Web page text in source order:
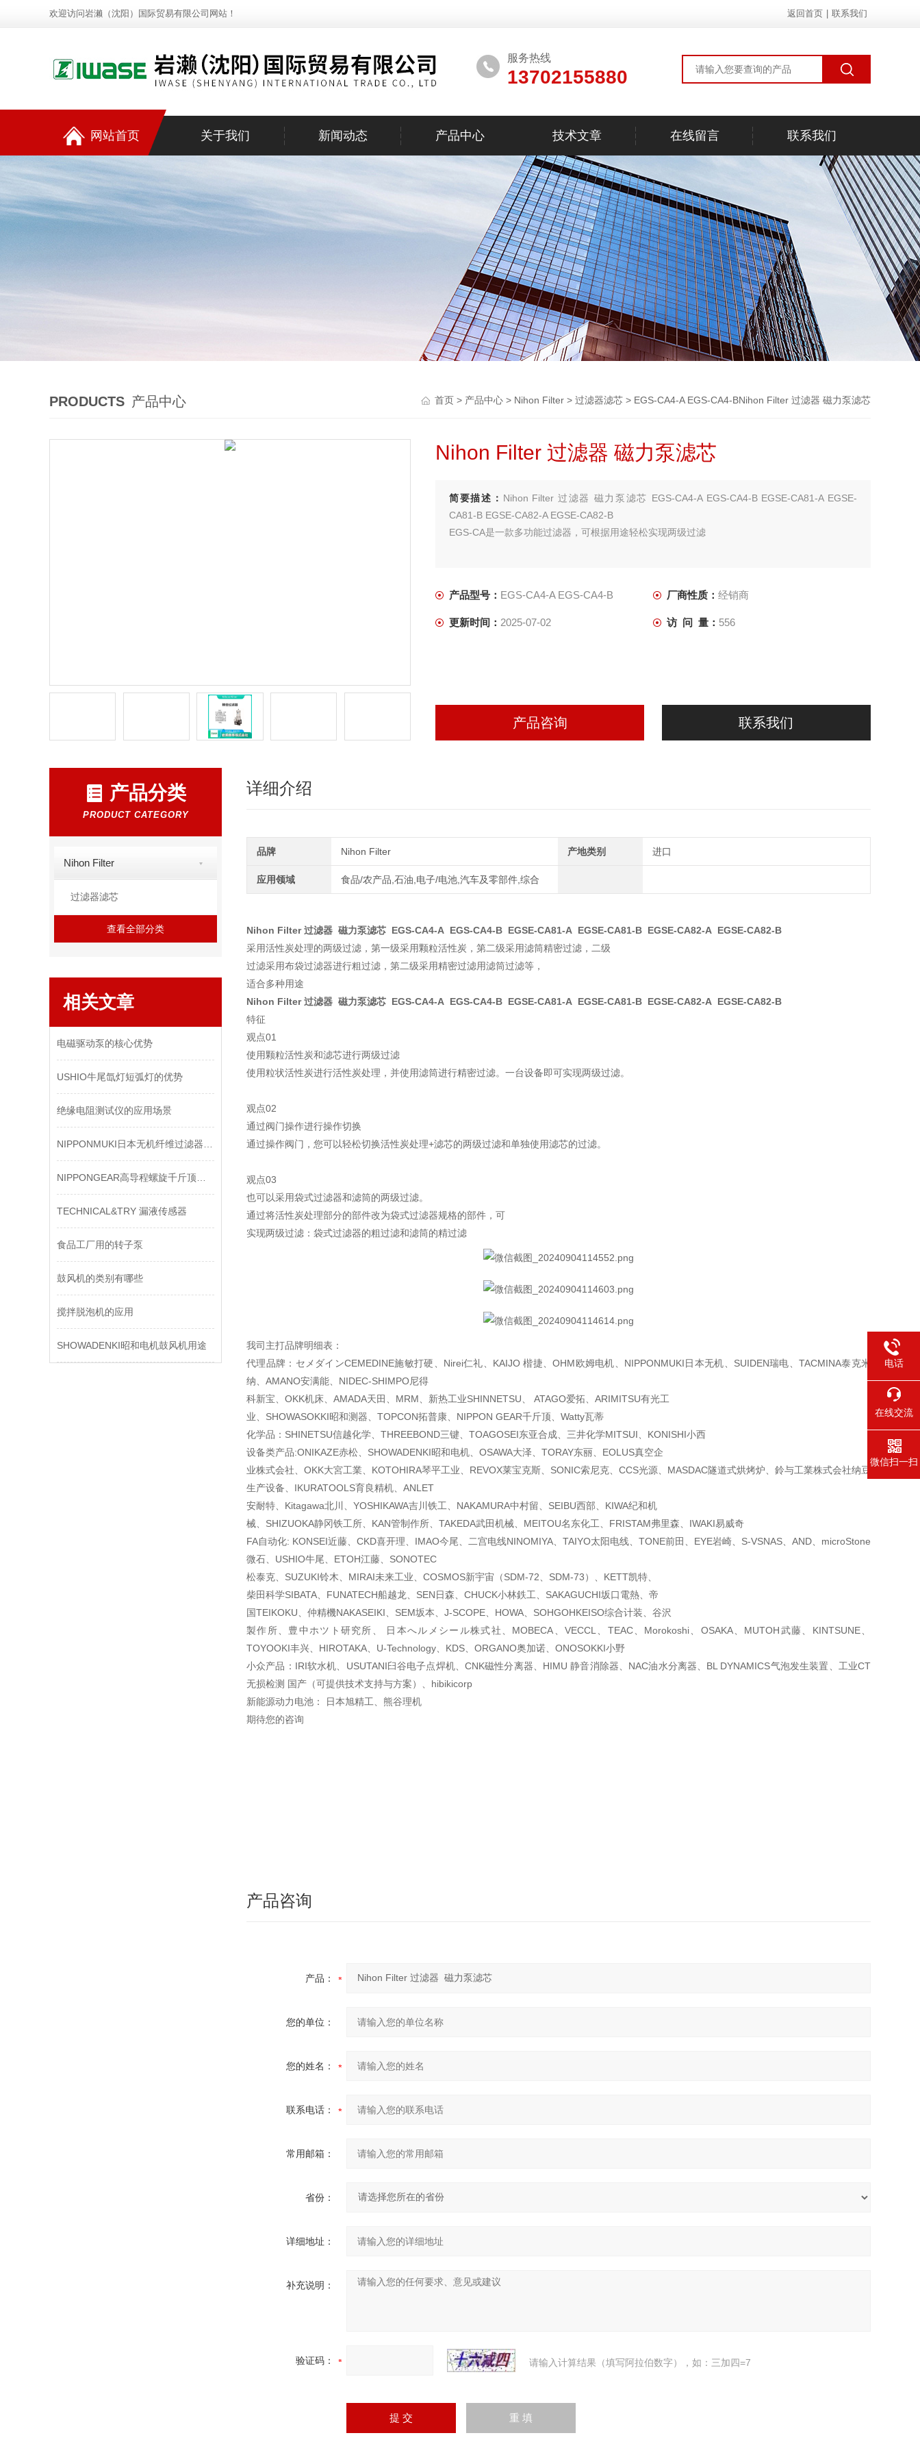
欢迎访问岩濑（沈阳）国际贸易有限公司网站！ 返回首页 联系我们
服务热线
13702155880
网站首页 关于我们 新闻动态 产品中心 技术文章 在线留言 联系我们
PRODUCTS 产品中心 首页 > 产品中心 > Nihon Filter > 过滤器滤芯 > EGS-CA4-A EGS-CA4-BNihon Filter 过滤器 磁力泵滤芯
Nihon Filter 过滤器 磁力泵滤芯
简要描述： Nihon Filter 过滤器 磁力泵滤芯 EGS-CA4-A EGS-CA4-B EGSE-CA81-A EGSE-
CA81-B EGSE-CA82-A EGSE-CA82-B
EGS-CA是一款多功能过滤器，可根据用途轻松实现两级过滤
产品型号： EGS-CA4-A EGS-CA4-B 厂商性质： 经销商
更新时间： 2025-07-02 访 问 量： 556
产品咨询 联系我们
产品分类
PRODUCT CATEGORY
Nihon Filter
过滤器滤芯
查看全部分类
相关文章
电磁驱动泵的核心优势
USHIO牛尾氙灯短弧灯的优势
绝缘电阻测试仪的应用场景
TECHNICAL&TRY 漏液传感器
食品工厂用的转子泵
鼓风机的类别有哪些
搅拌脱泡机的应用
SHOWADENKI昭和电机鼓风机用途
详细介绍
品牌 Nihon Filter 产地类别 进口
应用领域 食品/农产品,石油,电子/电池,汽车及零部件,综合
Nihon Filter 过滤器 磁力泵滤芯 EGS-CA4-A EGS-CA4-B EGSE-CA81-A EGSE-CA81-B EGSE-CA82-A EGSE-CA82-B
采用活性炭处理的两级过滤，第一级采用颗粒活性炭，第二级采用滤筒精密过滤，二级
过滤采用布袋过滤器进行粗过滤，第二级采用精密过滤用滤筒过滤等，
适合多种用途
Nihon Filter 过滤器 磁力泵滤芯 EGS-CA4-A EGS-CA4-B EGSE-CA81-A EGSE-CA81-B EGSE-CA82-A EGSE-CA82-B
特征
观点01
使用颗粒活性炭和滤芯进行两级过滤
使用粒状活性炭进行活性炭处理，并使用滤筒进行精密过滤。一台设备即可实现两级过滤。
观点02
通过阀门操作进行操作切换
通过操作阀门，您可以轻松切换活性炭处理+滤芯的两级过滤和单独使用滤芯的过滤。
观点03
也可以采用袋式过滤器和滤筒的两级过滤。
通过将活性炭处理部分的部件改为袋式过滤器规格的部件，可
实现两级过滤：袋式过滤器的粗过滤和滤筒的精过滤
我司主打品牌明细表：
代理品牌：セメダインCEMEDINE施敏打硬、Nirei仁礼、KAIJO 楷捷、OHM欧姆电机、 NIPPONMUKI日本无机、SUIDEN瑞电、TACMINA泰克米
纳、AMANO安满能、NIDEC-SHIMPO尼得
科新宝、OKK机床、AMADA天田、MRM、新热工业SHINNETSU、 ATAGO爱拓、ARIMITSU有光工
业、SHOWASOKKI昭和测器、TOPCON拓普康、NIPPON GEAR千斤顶、Watty瓦蒂
化学品：SHINETSU信越化学、THREEBOND三键、TOAGOSEI东亚合成、三井化学MITSUI、 KONISHI小西
设备类产品:ONIKAZE赤松、SHOWADENKI昭和电机、OSAWA大泽、TORAY东丽、EOLUS真空企
业株式会社、OKK大宮工業、KOTOHIRA琴平工业、REVOX莱宝克斯、SONIC索尼克、CCS光源 、MASDAC隧道式烘烤炉、鈴与工業株式会社纳豆
生产设备、IKURATOOLS育良精机、ANLET
安耐特、Kitagawa北川、YOSHIKAWA吉川铁工、NAKAMURA中村留、SEIBU西部、KIWA纪和机
械、SHIZUOKA静冈铁工所、KAN管制作所、TAKEDA武田机械、MEITOU名东化工、FRISTAM弗里森、IWAKI易威奇
FA自动化: KONSEI近藤、CKD喜开理、IMAO今尾、二宫电线NINOMIYA、TAIYO太阳电线、 TONE前田、EYE岩崎、S-VSNAS、AND、microStone
微石、USHIO牛尾、ETOH江藤、SONOTEC
松泰克、SUZUKI铃木、MIRAI未来工业、COSMOS新宇宙（SDM-72、SDM-73）、KETT凯特、
柴田科学SIBATA、FUNATECH船越龙、SEN日森、CHUCK小林鉄工、SAKAGUCHI坂口電熱、帝
国TEIKOKU、仲精機NAKASEIKI、SEM坂本、J-SCOPE、HOWA、SOHGOHKEISO综合计装、谷沢
製作所、豊中ホツト研究所、 日本へルメシール株式社、MOBECA、VECCL、TEAC、 Morokoshi、OSAKA、MUTOH武藤、KINTSUNE、
TOYOOKI丰兴、HIROTAKA、U-Technology、 KDS、ORGANO奥加诺、ONOSOKKI小野
小众产品：IRI软水机、USUTANI臼谷电子点焊机、CNK磁性分离器、HIMU 静音消除器、 NAC油水分离器、BL DYNAMICS气泡发生装置、工业CT
无损检测 国产（可提供技术支持与方案）、hibikicorp
新能源动力电池： 日本旭精工、熊谷理机
期待您的咨询
产品咨询
产品：
您的单位：
您的姓名：
联系电话：
常用邮箱：
省份：
详细地址：
补充说明：
验证码： 请输入计算结果（填写阿拉伯数字），如：三加四=7
电话
在线交流
微信扫一扫